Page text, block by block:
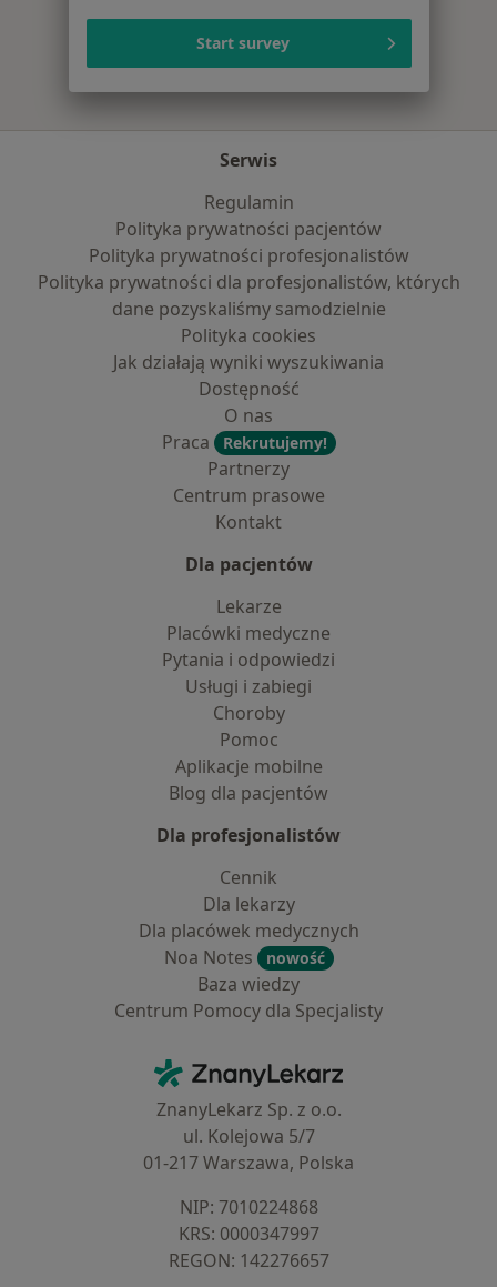
Serwis
Regulamin
Polityka prywatności pacjentów
Polityka prywatności profesjonalistów
Polityka prywatności dla profesjonalistów, których
dane pozyskaliśmy samodzielnie
Polityka cookies
Jak działają wyniki wyszukiwania
Dostępność
O nas
Praca
Rekrutujemy!
Partnerzy
Centrum prasowe
Kontakt
Dla pacjentów
Lekarze
Placówki medyczne
Pytania i odpowiedzi
Usługi i zabiegi
Choroby
Pomoc
Aplikacje mobilne
Blog dla pacjentów
Dla profesjonalistów
Cennik
Dla lekarzy
Dla placówek medycznych
Noa Notes
nowość
Baza wiedzy
Centrum Pomocy dla Specjalisty
ZnanyLekarz - Strona główna
ZnanyLekarz Sp. z o.o.
ul. Kolejowa 5/7
01-217 Warszawa, Polska
NIP: ⁠7010224868
KRS: ⁠0000347997
REGON: ⁠142276657
Start survey